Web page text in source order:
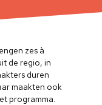
zes à
de regio, in
duren
maakten ook
programma.